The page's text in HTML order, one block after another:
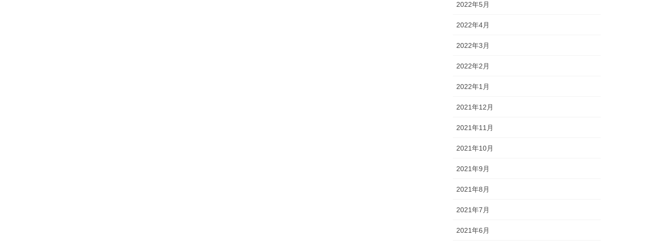
2022年5月
2022年4月
2022年3月
2022年2月
2022年1月
2021年12月
2021年11月
2021年10月
2021年9月
2021年8月
2021年7月
2021年6月